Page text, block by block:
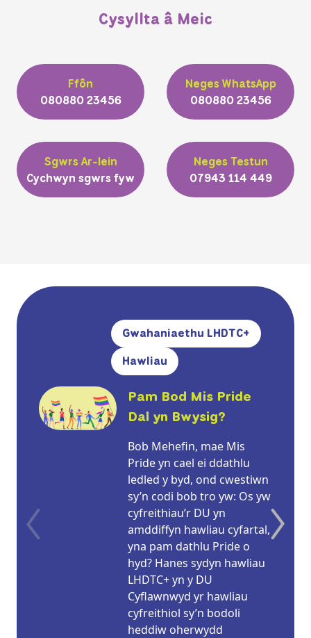
Cysyllta â Meic
Ffôn
080880 23456
Neges WhatsApp
080880 23456
Sgwrs Ar-lein
Cychwyn sgwrs fyw
Neges Testun
07943 114 449
Gwahaniaethu LHDTC+
Hawliau
Pam Bod Mis Pride
Dal yn Bwysig?
Bob Mehefin, mae Mis
Pride yn cael ei ddathlu
ledled y byd, ond cwestiwn
sy’n codi bob tro yw: Os yw
cyfreithiau’r DU yn
amddiffyn hawliau cyfartal,
yna pam dathlu Pride o
hyd? Hanes sydyn hawliau
LHDTC+ yn y DU
Cyflawnwyd yr hawliau
cyfreithiol sy’n bodoli
heddiw oherwydd